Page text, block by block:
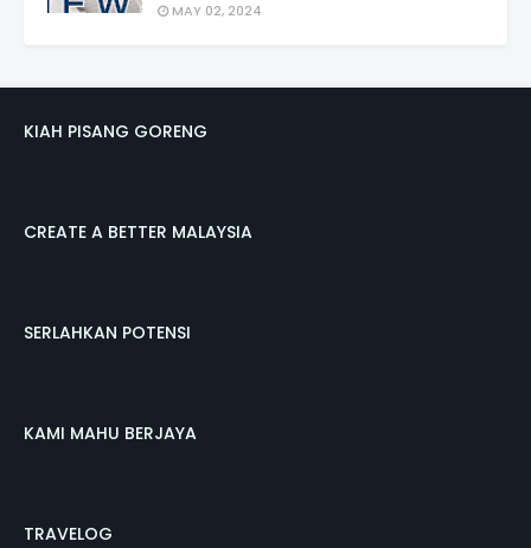
MAY 02, 2024
KIAH PISANG GORENG
CREATE A BETTER MALAYSIA
SERLAHKAN POTENSI
KAMI MAHU BERJAYA
TRAVELOG